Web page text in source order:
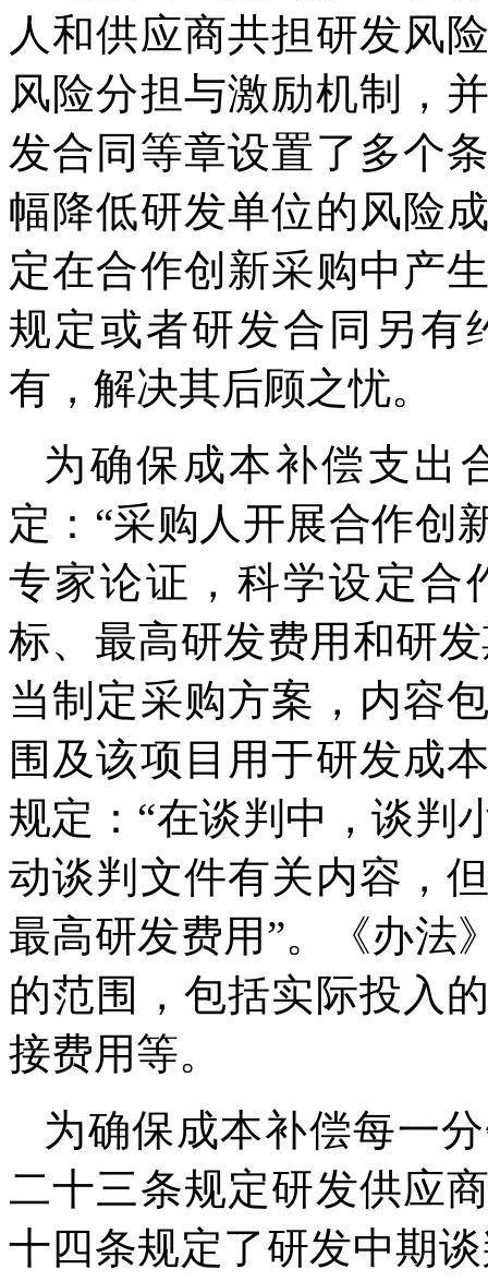
人和供应商共担研发风
风险分担与激励机制，
发合同等章设置了多个
幅降低研发单位的风险
定在合作创新采购中产
规定或者研发合同另有
有，解决其后顾之忧。
为确保成本补偿支出
定：“采购人开展合作创
专家论证，科学设定合
标、最高研发费用和研
当制定采购方案，内容
围及该项目用于研发成
规定：“在谈判中，谈判
动谈判文件有关内容，
最高研发费用”。《办法
的范围，包括实际投入
接费用等。
为确保成本补偿每一
二十三条规定研发供应
十四条规定了研发中期